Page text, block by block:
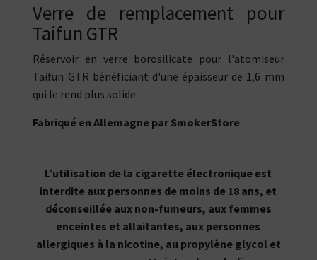
Verre de remplacement pour
Taifun GTR
Réservoir en verre borosilicate pour l'atomiseur
Taifun GTR bénéficiant d'une épaisseur de 1,6 mm
qui le rend plus solide.
Fabriqué en Allemagne par SmokerStore
L’utilisation de la cigarette électronique est
interdite aux personnes de moins de 18 ans, et
déconseillée aux non-fumeurs, aux femmes
enceintes et allaitantes, aux personnes
allergiques à la nicotine, au propylène glycol et